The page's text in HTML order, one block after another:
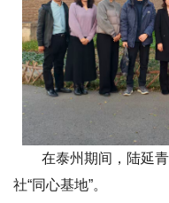
在泰州期间，陆延
社“同心基地”。